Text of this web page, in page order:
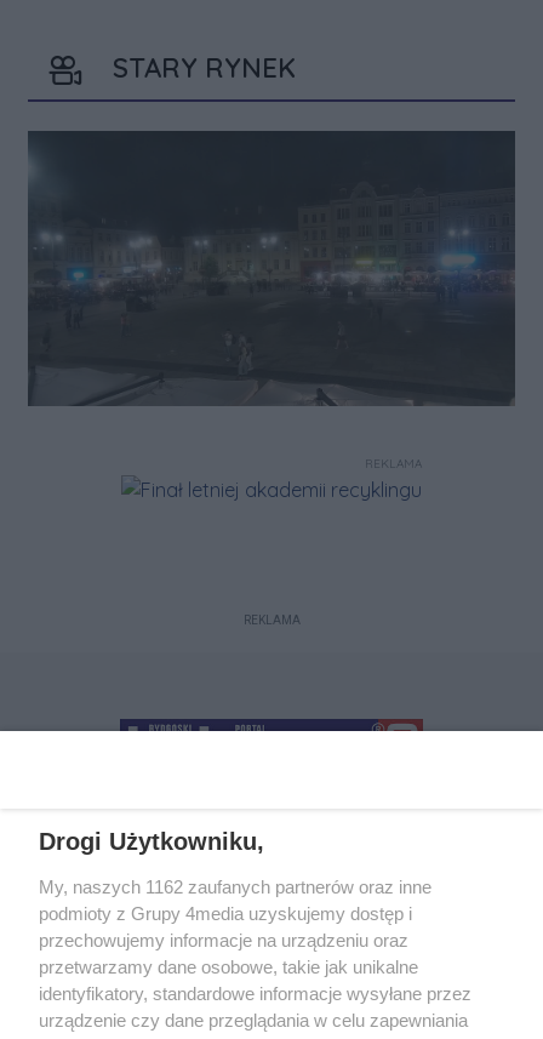
STARY RYNEK
REKLAMA
REKLAMA
+48 52 5812666
O nas Reklama Regulamin
Kontakt
Wydarzenia
Ogłoszenia Katalog firm
Drogi Użytkowniku,
My, naszych 1162 zaufanych partnerów oraz inne
podmioty z Grupy 4media uzyskujemy dostęp i
przechowujemy informacje na urządzeniu oraz
przetwarzamy dane osobowe, takie jak unikalne
identyfikatory, standardowe informacje wysyłane przez
urządzenie czy dane przeglądania w celu zapewniania